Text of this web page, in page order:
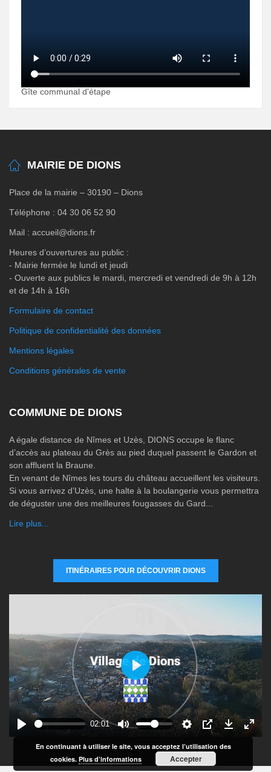
Gîte communal d'étape
MAIRIE DE DIONS
Place de la mairie – 30190 – Dions
Téléphone : 04 30 06 52 90
Mail : accueil@dions.fr
Heures d’ouvertures au public :
- Mairie fermée le lundi et jeudi
- Ouverte aux publics le mardi, mercredi et vendredi de 9h à 12h
et de 14h à 16h
Formulaire de contact
Politique de confidentialité des données
Mentions légales
Conditions générales de vente
COMMUNE DE DIONS
A égale distance de Nîmes et Uzès, DIONS occupe le flanc
d’accès au plateau du Grès au pied duquel passent le Gardon et
son affluent la Braune.
En venant de Nîmes les tours du château accueillent les visiteurs.
Si vous arrivez d’Uzès, une halte à la boulangerie vous permettra
de déguster une des meilleures fougasses du Gard...
Lire plus...
ITINÉRAIRES POUR DÉCOUVRIR DIONS
02:01
P
l
a
y
En continuant à utiliser le site, vous acceptez l’utilisation des
cookies.Plus d’informations Accepter